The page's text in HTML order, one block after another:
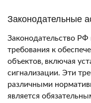
Законодательные
Законодательство
требования к
объектов‚ включая
сигнализации. Эти
различными
является